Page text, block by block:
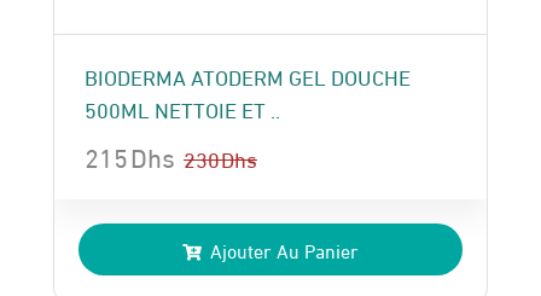
BIODERMA ATODERM GEL DOUCHE
500ML NETTOIE ET ..
230Dhs
prix
initial
215Dhs
prix
actuel
Ajouter Au Panier